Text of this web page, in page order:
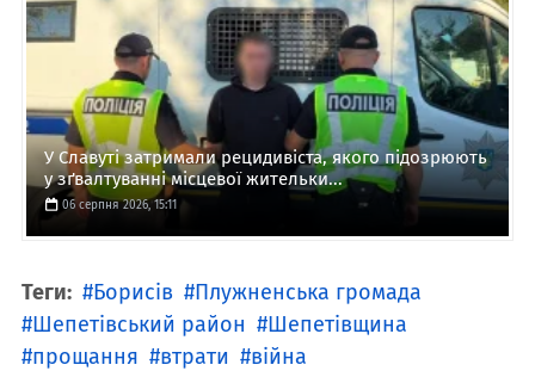
У Славуті затримали рецидивіста, якого підозрюють
у зґвалтуванні місцевої жительки...
06 серпня 2026, 15:11
Теги: Борисів
Плужненська громада
Шепетівський район
Шепетівщина
прощання
втрати
війна